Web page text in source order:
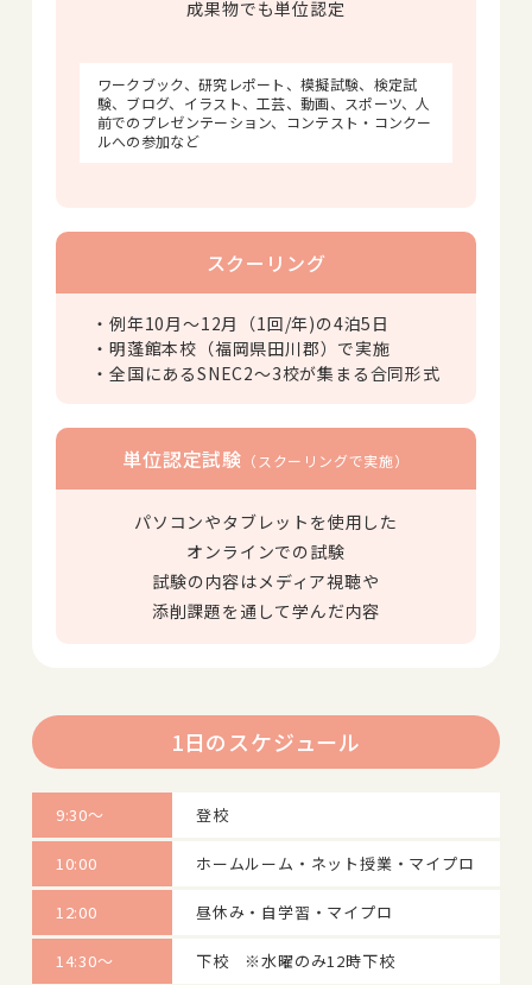
成果物でも単位認定
ワークブック、研究レポート、模擬試験、検定試
験、ブログ、イラスト、工芸、動画、スポーツ、人
前でのプレゼンテーション、コンテスト・コンクー
ルへの参加など
スクーリング
・例年10月～12月（1回/年)の4泊5日
・明蓬館本校（福岡県田川郡）で実施
・全国にあるSNEC2～3校が集まる合同形式
単位認定試験 （スクーリングで実施）
パソコンやタブレットを使用した
オンラインでの試験
試験の内容はメディア視聴や
添削課題を通して学んだ内容
1日のスケジュール
9:30～ 登校
10:00 ホームルーム・ネット授業・マイプロ
12:00 昼休み・自学習・マイプロ
14:30～ 下校 ※水曜のみ12時下校